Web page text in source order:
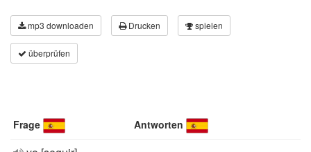
mp3 downloaden Drucken spielen
überprüfen
Frage Antworten